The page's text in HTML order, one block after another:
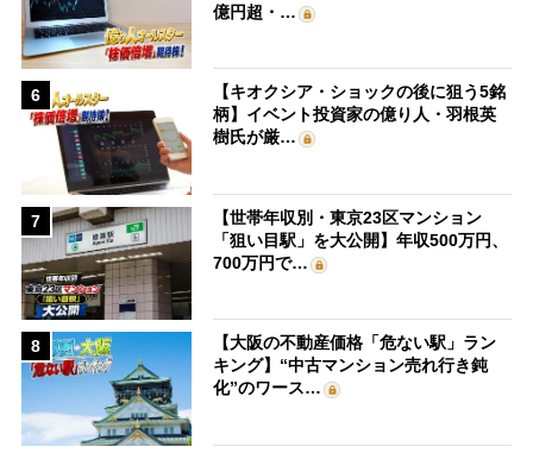
億円超・…
6
【キオクシア・ショックの後に狙う5銘
柄】イベント投資家の億り人・羽根英
樹氏が厳…
7
【世帯年収別・東京23区マンション
「狙い目駅」を大公開】年収500万円、
700万円で…
8
【大阪の不動産価格「危ない駅」ラン
キング】“中古マンション売れ行き鈍
化”のワース…